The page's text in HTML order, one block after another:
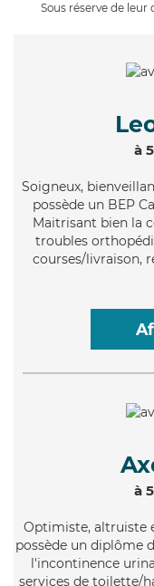
Sous réserve de
à
Soigneux,
possède un BEP
Maitrisant bien la
troubles
courses/livraison,
à
Optimiste, altruiste
possède un diplôme
l'incontinence
services de toilette/